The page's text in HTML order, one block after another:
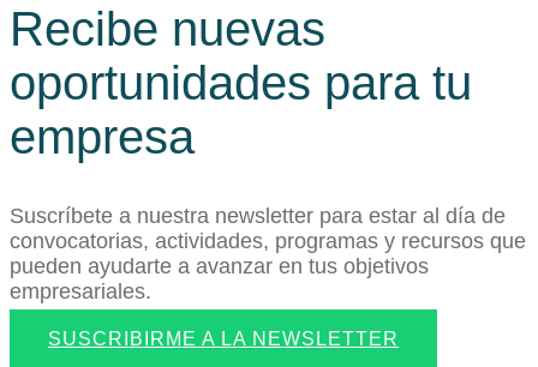
Recibe nuevas
oportunidades para tu
empresa
Suscríbete a nuestra newsletter para estar al día de
convocatorias, actividades, programas y recursos que
pueden ayudarte a avanzar en tus objetivos
empresariales.
SUSCRIBIRME A LA NEWSLETTER